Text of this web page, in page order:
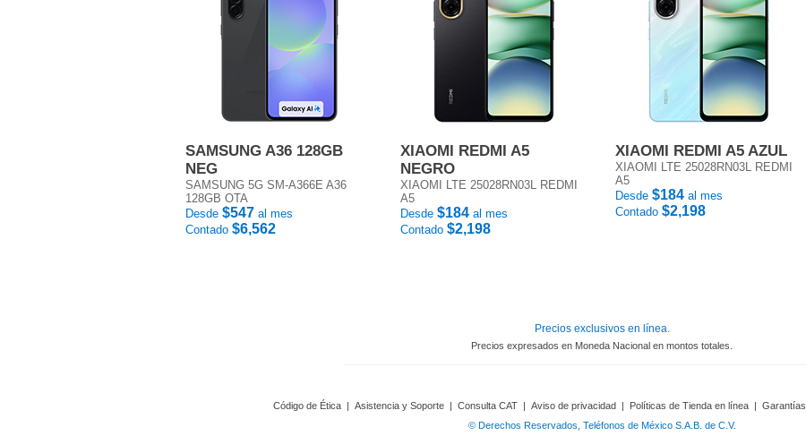
SAMSUNG A36 128GB
NEG
SAMSUNG 5G SM-A366E A36
128GB OTA
Desde $547 al mes
Contado $6,562
XIAOMI REDMI A5
NEGRO
XIAOMI LTE 25028RN03L REDMI
A5
Desde $184 al mes
Contado $2,198
XIAOMI REDMI A5 AZUL
XIAOMI LTE 25028RN03L REDMI
A5
Desde $184 al mes
Contado $2,198
Precios exclusivos en línea.
Precios expresados en Moneda Nacional en montos totales.
Código de Ética | Asistencia y Soporte | Consulta CAT | Aviso de privacidad | Políticas de Tienda en línea | Garantías
© Derechos Reservados, Teléfonos de México S.A.B. de C.V.